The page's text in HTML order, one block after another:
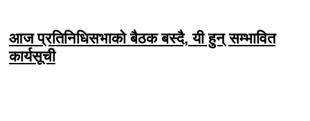
आज प्रतिनिधिसभाको बैठक बस्दै, यी हुन् सम्भावित
कार्यसूची